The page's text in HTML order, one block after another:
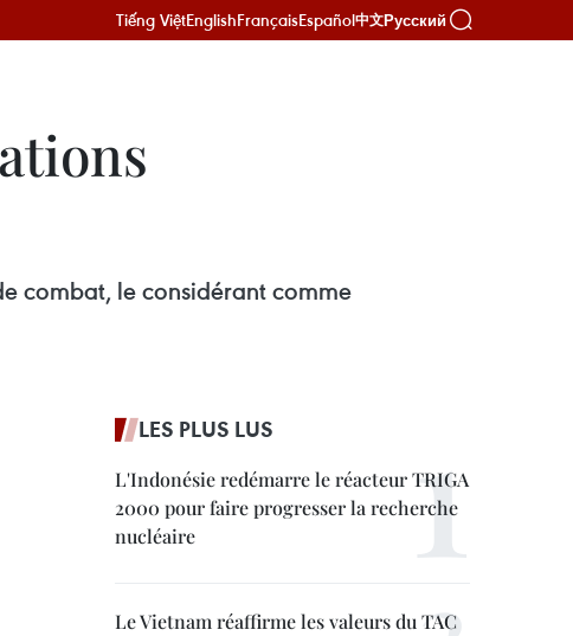
Tiếng ViệtEnglishFrançaisEspañol中文Русский
combat, le considérant comme
LES PLUS LUS
L'Indonésie redémarre le réacteur TRIGA
2000 pour faire progresser la recherche
nucléaire
Le Vietnam réaffirme les valeurs du TAC